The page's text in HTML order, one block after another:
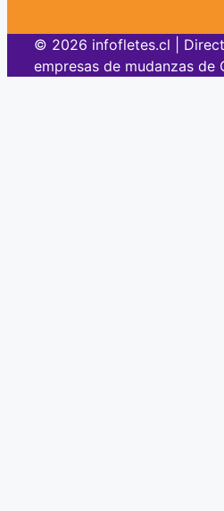
© 2026 infofletes.cl |
empresas de mudanzas de